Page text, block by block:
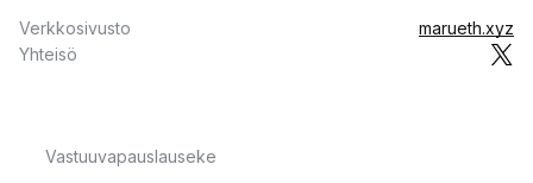
Verkkosivusto
marueth.xyz
Yhteisö
Vastuuvapauslauseke